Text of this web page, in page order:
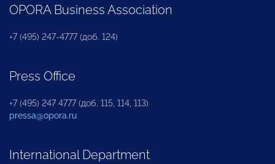
OPORA Business Association
+7 (495) 247-4777 (доб. 124)
Press Office
+7 (495) 247 4777 (доб. 115, 114, 113)
pressa@opora.ru
International Department